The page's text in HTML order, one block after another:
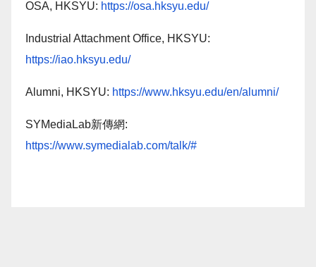
OSA, HKSYU: https://osa.hksyu.edu/
Industrial Attachment Office, HKSYU:
https://iao.hksyu.edu/
Alumni, HKSYU: https://www.hksyu.edu/en/alumni/
SYMediaLab新傳網:
https://www.symedialab.com/talk/#